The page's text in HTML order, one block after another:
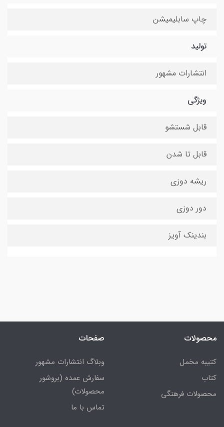
چاپ سابلیمیشن
تولید
انتشارات مشهور
ویژگی
قابل شستشو
قابل تا شدن
ریشه دوزی
دور دوزی
بندینک آویز
محصولات
کتیبه مخمل
کتاب
محصولات فرهنگی
صفحات
وبلاگ انتشارات مشهور
سفارش عمده (بروشور
محصولات)
تماس با ما